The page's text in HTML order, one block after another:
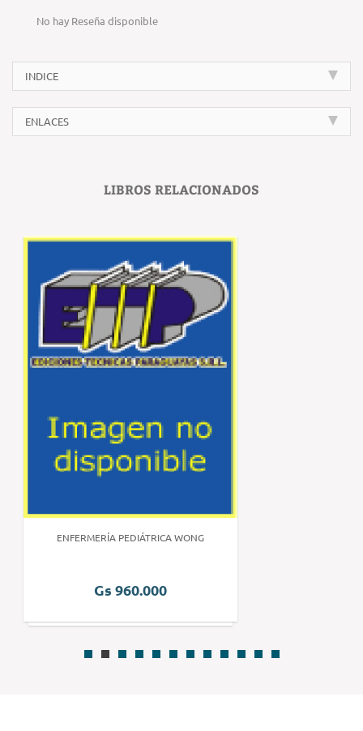
No hay Reseña disponible
INDICE
ENLACES
LIBROS RELACIONADOS
ENFERMERÍA PEDIÁTRICA WONG
Gs 960.000